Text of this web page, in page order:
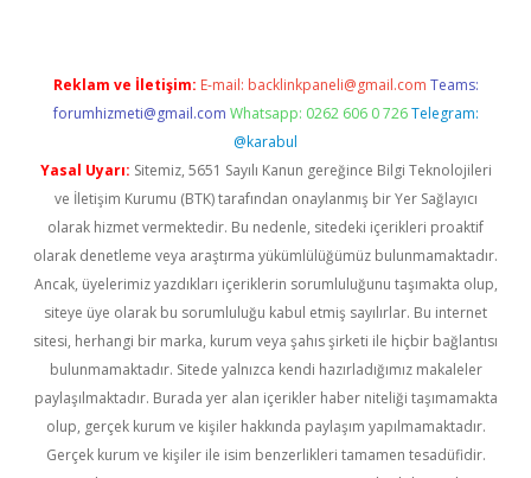
Reklam ve İletişim: E-mail: backlinkpaneli@gmail.com Teams:
forumhizmeti@gmail.com Whatsapp: 0262 606 0 726 Telegram:
@karabul
Yasal Uyarı: Sitemiz, 5651 Sayılı Kanun gereğince Bilgi Teknolojileri
ve İletişim Kurumu (BTK) tarafından onaylanmış bir Yer Sağlayıcı
olarak hizmet vermektedir. Bu nedenle, sitedeki içerikleri proaktif
olarak denetleme veya araştırma yükümlülüğümüz bulunmamaktadır.
Ancak, üyelerimiz yazdıkları içeriklerin sorumluluğunu taşımakta olup,
siteye üye olarak bu sorumluluğu kabul etmiş sayılırlar. Bu internet
sitesi, herhangi bir marka, kurum veya şahıs şirketi ile hiçbir bağlantısı
bulunmamaktadır. Sitede yalnızca kendi hazırladığımız makaleler
paylaşılmaktadır. Burada yer alan içerikler haber niteliği taşımamakta
olup, gerçek kurum ve kişiler hakkında paylaşım yapılmamaktadır.
Gerçek kurum ve kişiler ile isim benzerlikleri tamamen tesadüfidir.